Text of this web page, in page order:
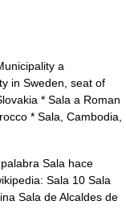
a
in Sweden, seat of
* Sala a Roman
* Sala, Cambodia,
Sala hace
Sala 10 Sala
Sala de Alcaldes de